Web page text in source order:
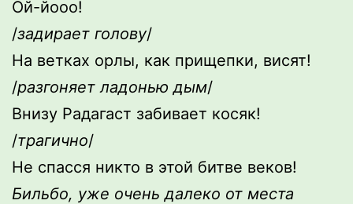
Ой-йооо!
/задирает голову/
На ветках орлы, как прищепки, висят!
/разгоняет ладонью дым/
Внизу Радагаст забивает косяк!
/трагично/
Не спасся никто в этой битве веков!
Бильбо, уже очень далеко от места